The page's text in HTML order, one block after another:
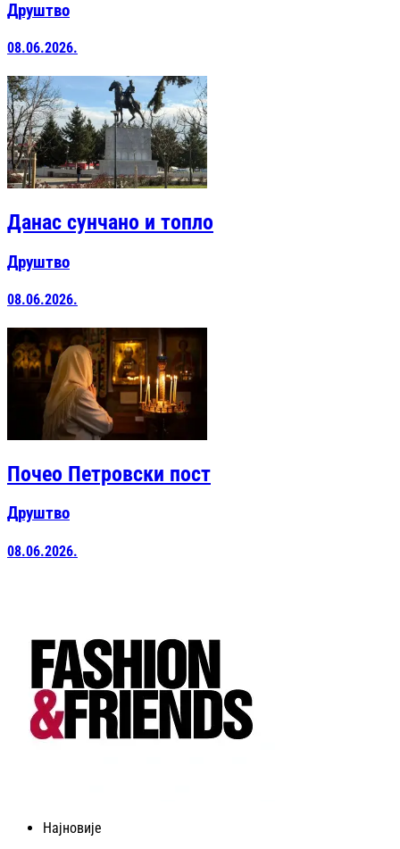
Друштво
08.06.2026.
Данас сунчано и топло
Друштво
08.06.2026.
Почео Петровски пост
Друштво
08.06.2026.
Најновије